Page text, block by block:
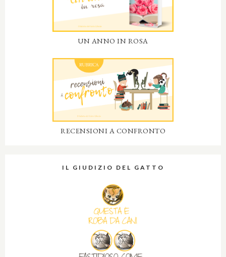
UN ANNO IN ROSA
RECENSIONI A CONFRONTO
IL GIUDIZIO DEL GATTO